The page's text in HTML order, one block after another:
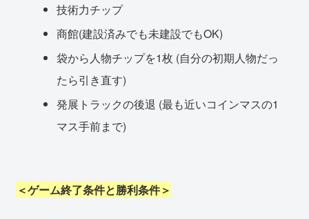
技術力チップ
商館(建設済みでも未建設でもOK)
袋から人物チップを1枚 (自分の初期人物だっ
たら引き直す)
発展トラックの後退 (最も近いコインマスの1
マス手前まで)
＜ゲーム終了条件と勝利条件＞